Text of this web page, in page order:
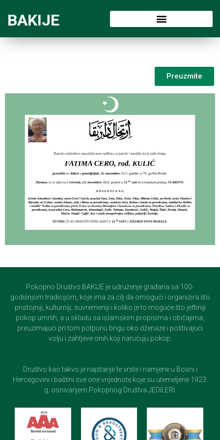
BAKIJE
Preuzmite
Pokopno Društvo BAKIJE je udruženje građana sa 100-
godišnjom tradicijom, koje ima za cilj da omogući i organizira što
pristojniji, kulturniji, suvremeniji i koliko je to moguće što jeftiniji
pokop umrlih, a u skladu sa islamskim propisima i običajima,
preuzimajući pri tom potpunu brigu oko dženaze i poštivajući
volju i zahtjeve onih koji naručuju pokop.
Društvo kao takvo je najstarije te vrste i namjene u Bosni i
Hercegovini i baštini sve one vrijednote koje su utemeljene 1923.
g. osnivanjem Pokopnog Društva JEDILERI.